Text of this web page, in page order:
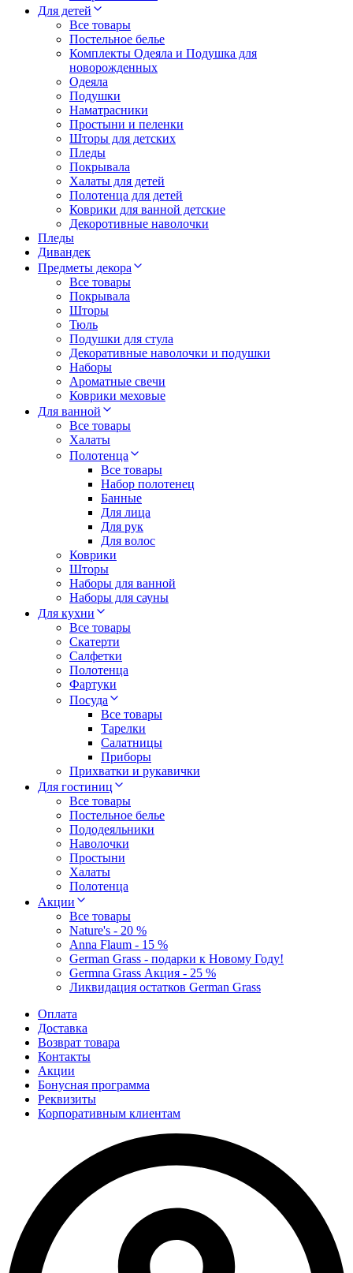
Для детей
Все товары
Постельное белье
Комплекты Одеяла и Подушка для
новорожденных
Одеяла
Подушки
Наматрасники
Простыни и пеленки
Шторы для детских
Пледы
Покрывала
Халаты для детей
Полотенца для детей
Коврики для ванной детские
Декоротивные наволочки
Пледы
Дивандек
Предметы декора
Все товары
Покрывала
Шторы
Тюль
Подушки для стула
Декоративные наволочки и подушки
Наборы
Ароматные свечи
Коврики меховые
Для ванной
Все товары
Халаты
Полотенца
Все товары
Набор полотенец
Банные
Для лица
Для рук
Для волос
Коврики
Шторы
Наборы для ванной
Наборы для сауны
Для кухни
Все товары
Скатерти
Салфетки
Полотенца
Фартуки
Посуда
Все товары
Тарелки
Салатницы
Приборы
Прихватки и рукавички
Для гостиниц
Все товары
Постельное белье
Пододеяльники
Наволочки
Простыни
Халаты
Полотенца
Акции
Все товары
Nature's - 20 %
Anna Flaum - 15 %
German Grass - подарки к Новому Году!
Germna Grass Акция - 25 %
Ликвидация остатков German Grass
Оплата
Доставка
Возврат товара
Контакты
Акции
Бонусная программа
Реквизиты
Корпоративным клиентам